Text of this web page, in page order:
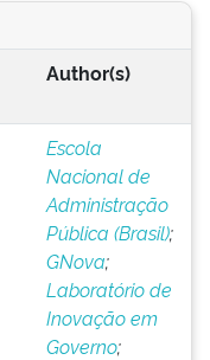
Author(s)
Escola
Nacional de
Administração
Pública (Brasil);
GNova;
Laboratório de
Inovação em
Governo;